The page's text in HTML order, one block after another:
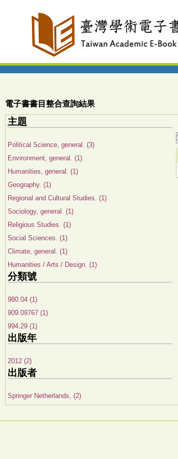
電子書書目整合查詢結果
主題
Political Science, general. (3)
Environment, general. (1)
Humanities, general. (1)
Geography. (1)
Regional and Cultural Studies. (1)
Sociology, general. (1)
Religious Studies. (1)
Social Sciences. (1)
Climate, general. (1)
Humanities / Arts / Design. (1)
分類號
980.04 (1)
909.09767 (1)
994.29 (1)
出版年
2012 (2)
出版者
Springer Netherlands, (2)